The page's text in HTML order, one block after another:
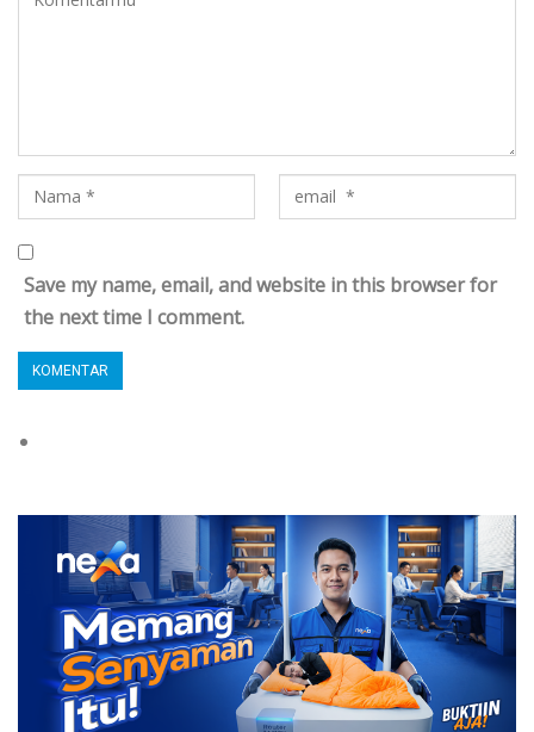
Save my name, email, and website in this browser for
the next time I comment.